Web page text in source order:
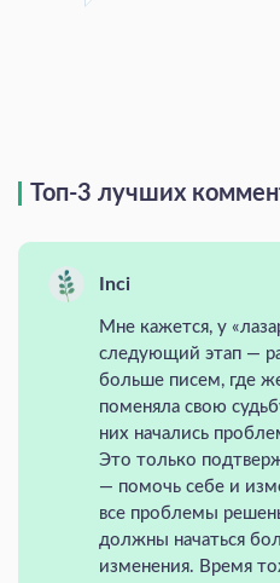
Топ-3 лучших
Inci
Мне кажется, у
следующий этап —
больше писем, где
поменяла свою
них начались
Это только
— помочь себе и
все проблемы
должны начаться
изменения. Время